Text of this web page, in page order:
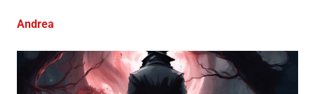
Andrea